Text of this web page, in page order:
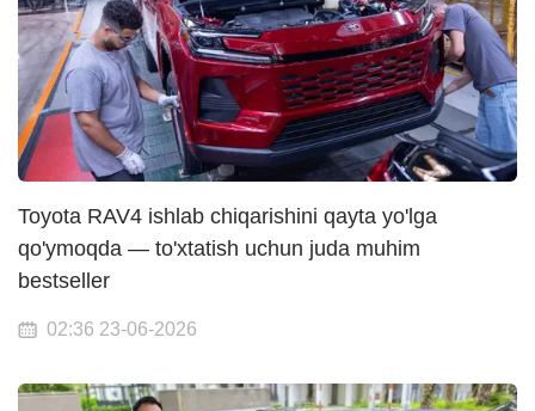
Toyota RAV4 ishlab chiqarishini qayta yo'lga
qo'ymoqda — to'xtatish uchun juda muhim
bestseller
02:36 23-06-2026